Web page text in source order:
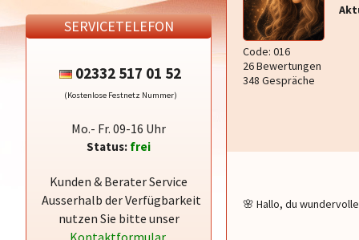
SERVICETELEFON
02332 517 01 52
(Kostenlose Festnetz Nummer)
Mo.- Fr. 09-16 Uhr
Status: frei
Kunden & Berater Service
Ausserhalb der Verfügbarkeit
nutzen Sie bitte unser
Kontaktformular.
Code: 016
26 Bewertungen
348 Gespräche
🌸 Hallo, du